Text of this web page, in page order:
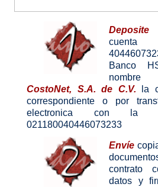
Deposite
cuenta
Banco
CostoNet, S.A. de C.V. la
correspondiente o por
electronica con la
021180040446073233
Envíe
contrato
datos y